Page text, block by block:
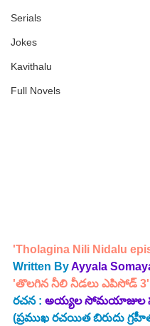
Serials
Jokes
Kavithalu
Full Novels
'Tholagina Nili Nidalu
Written By Ayyala
'తొలగిన నీలి నీడలు ఎపిసోడ్ 3'
రచన : అయ్యల సోమయాజుల
(ప్రముఖ రచయిత బిరుదు